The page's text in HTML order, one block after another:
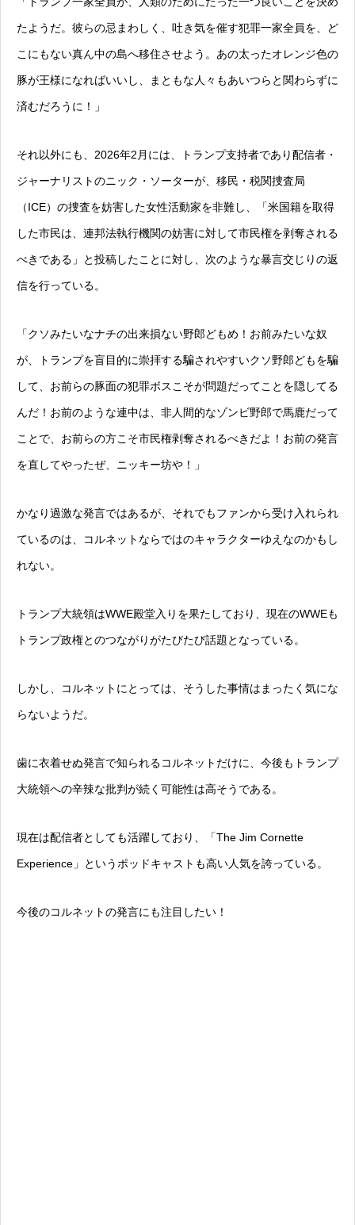
たようだ。彼らの忌まわしく、吐き気を催す犯罪一家全員を、ど
こにもない真ん中の島へ移住させよう。あの太ったオレンジ色の
豚が王様になればいいし、まともな人々もあいつらと関わらずに
済むだろうに！」
それ以外にも、2026年2月には、トランプ支持者であり配信者・
ジャーナリストのニック・ソーターが、移民・税関捜査局
（ICE）の捜査を妨害した女性活動家を非難し、「米国籍を取得
した市民は、連邦法執行機関の妨害に対して市民権を剥奪される
べきである」と投稿したことに対し、次のような暴言交じりの返
信を行っている。
「クソみたいなナチの出来損ない野郎どもめ！お前みたいな奴
が、トランプを盲目的に崇拝する騙されやすいクソ野郎どもを騙
して、お前らの豚面の犯罪ボスこそが問題だってことを隠してる
んだ！お前のような連中は、非人間的なゾンビ野郎で馬鹿だって
ことで、お前らの方こそ市民権剥奪されるべきだよ！お前の発言
を直してやったぜ、ニッキー坊や！」
かなり過激な発言ではあるが、それでもファンから受け入れられ
ているのは、コルネットならではのキャラクターゆえなのかもし
れない。
トランプ大統領はWWE殿堂入りを果たしており、現在のWWEも
トランプ政権とのつながりがたびたび話題となっている。
しかし、コルネットにとっては、そうした事情はまったく気にな
らないようだ。
歯に衣着せぬ発言で知られるコルネットだけに、今後もトランプ
大統領への辛辣な批判が続く可能性は高そうである。
現在は配信者としても活躍しており、「The Jim Cornette
Experience」というポッドキャストも高い人気を誇っている。
今後のコルネットの発言にも注目したい！